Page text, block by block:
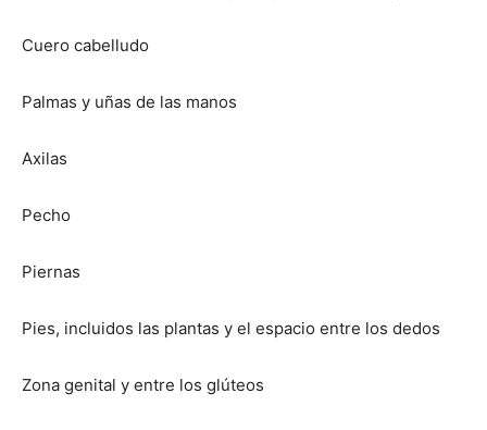
Cuero cabelludo
Palmas y uñas de las manos
Axilas
Pecho
Piernas
Pies, incluidos las plantas y el espacio entre los dedos
Zona genital y entre los glúteos